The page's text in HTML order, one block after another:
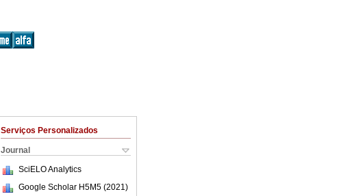
Serviços Personalizados
Journal
SciELO Analytics
Google Scholar H5M5 (2021 )